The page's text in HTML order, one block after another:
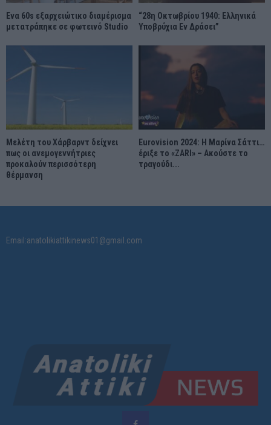
Ένα 60s εξαρχειώτικο διαμέρισμα
μετατράπηκε σε φωτεινό Studio
“28η Οκτωβρίου 1940: Ελληνικά
Υποβρύχια Εν Δράσει”
Μελέτη του Χάρβαρντ δείχνει
πως οι ανεμογεννήτριες
προκαλούν περισσότερη
θέρμανση
Eurovision 2024: Η Μαρίνα Σάττι…
έριξε το «ZARI» – Ακούστε το
τραγούδι...
Email:anatolikiattikinews01@gmail.com